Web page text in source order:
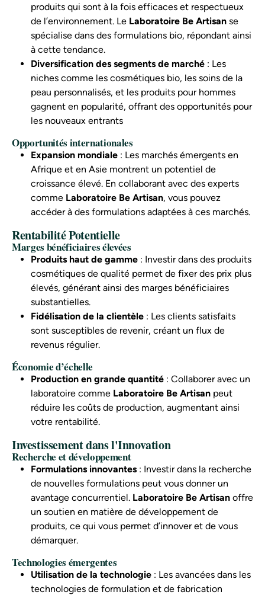
produits qui sont à la fois efficaces et respectueux
de l’environnement. Le Laboratoire Be Artisan se
spécialise dans des formulations bio, répondant ainsi
à cette tendance.
Diversification des segments de marché : Les
niches comme les cosmétiques bio, les soins de la
peau personnalisés, et les produits pour hommes
gagnent en popularité, offrant des opportunités pour
les nouveaux entrants
Opportunités internationales
Expansion mondiale : Les marchés émergents en
Afrique et en Asie montrent un potentiel de
croissance élevé. En collaborant avec des experts
comme Laboratoire Be Artisan, vous pouvez
accéder à des formulations adaptées à ces marchés.
Rentabilité Potentielle
Marges bénéficiaires élevées
Produits haut de gamme : Investir dans des produits
cosmétiques de qualité permet de fixer des prix plus
élevés, générant ainsi des marges bénéficiaires
substantielles.
Fidélisation de la clientèle : Les clients satisfaits
sont susceptibles de revenir, créant un flux de
revenus régulier.
Économie d’échelle
Production en grande quantité : Collaborer avec un
laboratoire comme Laboratoire Be Artisan peut
réduire les coûts de production, augmentant ainsi
votre rentabilité.
Investissement dans l'Innovation
Recherche et développement
Formulations innovantes : Investir dans la recherche
de nouvelles formulations peut vous donner un
avantage concurrentiel. Laboratoire Be Artisan offre
un soutien en matière de développement de
produits, ce qui vous permet d’innover et de vous
démarquer.
Technologies émergentes
Utilisation de la technologie : Les avancées dans les
technologies de formulation et de fabrication